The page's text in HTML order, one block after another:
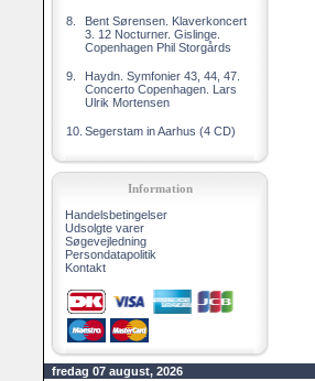
8.
Bent Sørensen. Klaverkoncert
3. 12 Nocturner. Gislinge.
Copenhagen Phil Storgårds
9.
Haydn. Symfonier 43, 44, 47.
Concerto Copenhagen. Lars
Ulrik Mortensen
10. Segerstam in Aarhus (4 CD)
Information
Handelsbetingelser
Udsolgte varer
Søgevejledning
Persondatapolitik
Kontakt
fredag 07 august, 2026